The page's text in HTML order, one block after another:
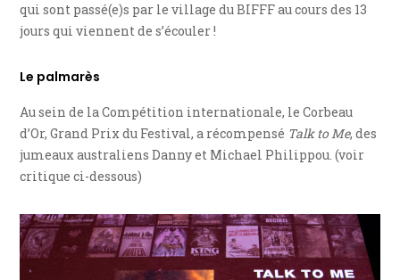
qui sont passé(e)s par le village du BIFFF au cours des 13
jours qui viennent de s’écouler !
Le palmarès
Au sein de la Compétition internationale, le Corbeau
d’Or, Grand Prix du Festival, a récompensé Talk to Me, des
jumeaux australiens Danny et Michael Philippou. (voir
critique ci-dessous)